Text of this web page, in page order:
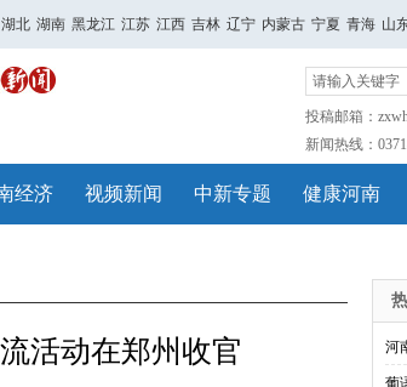
湖北 湖南 黑龙江 江苏 江西 吉林 辽宁 内蒙古 宁夏 青海 山
投稿邮箱：
新闻热线：
经济 视频新闻 中新专题 健康河南
活动在郑州收官 河
葡